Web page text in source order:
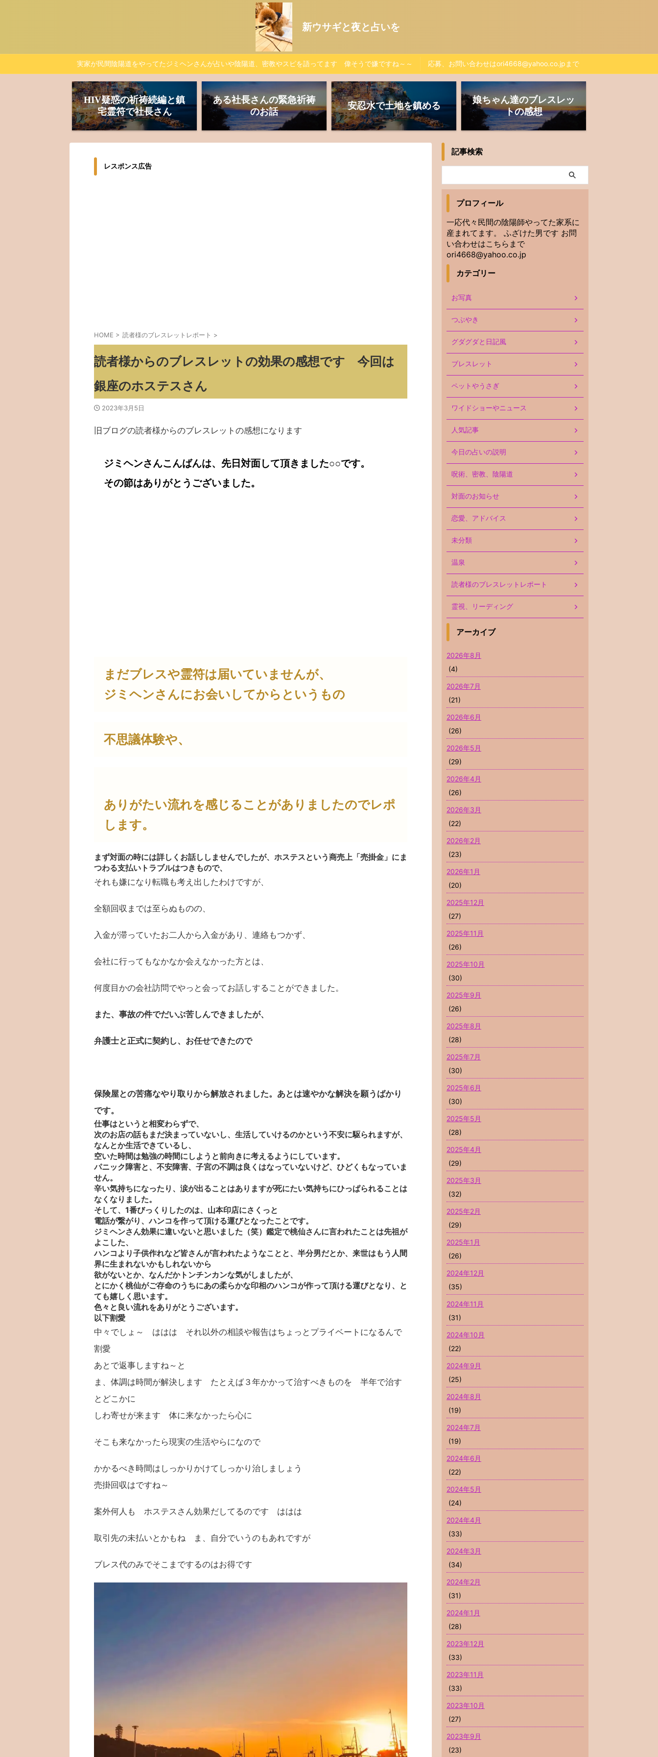
新ウサギと夜と占いを
実家が民間陰陽道をやってたジミヘンさんが占いや陰陽道、密教やスピを語ってます 偉そうで嫌ですね～～ 応募、お問い合わせはori4668@yahoo.co.jpまで
HIV疑惑の祈祷続編と鎮
宅霊符で社長さん
ある社長さんの緊急祈祷
のお話
安忍水で土地を鎮める
娘ちゃん達のブレスレッ
トの感想
レスポンス広告
HOME > 読者様のブレスレットレポート >
読者様からのブレスレットの効果の感想です 今回は
銀座のホステスさん
2023年3月5日
旧ブログの読者様からのブレスレットの感想になります
ジミヘンさんこんばんは、先日対面して頂きました○○です。
その節はありがとうございました。
まだブレスや霊符は届いていませんが、
ジミヘンさんにお会いしてからというもの
不思議体験や、
ありがたい流れを感じることがありましたのでレポ
します。
まず対面の時には詳しくお話ししませんでしたが、ホステスという商売上「売掛金」にま
つわる支払いトラブルはつきもので、
それも嫌になり転職も考え出したわけですが、
全額回収までは至らぬものの、
入金が滞っていたお二人から入金があり、連絡もつかず、
会社に行ってもなかなか会えなかった方とは、
何度目かの会社訪問でやっと会ってお話しすることができました。
また、事故の件でだいぶ苦しんできましたが、
弁護士と正式に契約し、お任せできたので
保険屋との苦痛なやり取りから解放されました。あとは速やかな解決を願うばかり
です。
仕事はというと相変わらずで、
次のお店の話もまだ決まっていないし、生活していけるのかという不安に駆られますが、
なんとか生活できているし、
空いた時間は勉強の時間にしようと前向きに考えるようにしています。
パニック障害と、不安障害、子宮の不調は良くはなっていないけど、ひどくもなっていま
せん。
辛い気持ちになったり、涙が出ることはありますが死にたい気持ちにひっぱられることは
なくなりました。
そして、1番びっくりしたのは、山本印店にさくっと
電話が繋がり、ハンコを作って頂ける運びとなったことです。
ジミヘンさん効果に違いないと思いました（笑）鑑定で桃仙さんに言われたことは先祖が
よこした、
ハンコより子供作れなど皆さんが言われたようなことと、半分男だとか、来世はもう人間
界に生まれないかもしれないから
欲がないとか、なんだかトンチンカンな気がしましたが、
とにかく桃仙がご存命のうちにあの柔らかな印相のハンコが作って頂ける運びとなり、と
ても嬉しく思います。
色々と良い流れをありがとうございます。
以下割愛
中々でしょ～ ははは それ以外の相談や報告はちょっとプライベートになるんで
割愛
あとで返事しますね～と
ま、体調は時間が解決します たとえば３年かかって治すべきものを 半年で治す
とどこかに
しわ寄せが来ます 体に来なかったら心に
そこも来なかったら現実の生活やらになので
かかるべき時間はしっかりかけてしっかり治しましょう
売掛回収はですね～
案外何人も ホステスさん効果だしてるのです ははは
取引先の未払いとかもね ま、自分でいうのもあれですが
ブレス代のみでそこまでするのはお得です
記事検索
プロフィール
一応代々民間の陰陽師やってた家系に
産まれてます。 ふざけた男です お問
い合わせはこちらまで
ori4668@yahoo.co.jp
カテゴリー
お写真
つぶやき
グダグダと日記風
ブレスレット
ペットやうさぎ
ワイドショーやニュース
人気記事
今日の占いの説明
呪術、密教、陰陽道
対面のお知らせ
恋愛、アドバイス
未分類
温泉
読者様のブレスレットレポート
霊視、リーディング
アーカイブ
2026年8月
(4)
2026年7月
(21)
2026年6月
(26)
2026年5月
(29)
2026年4月
(26)
2026年3月
(22)
2026年2月
(23)
2026年1月
(20)
2025年12月
(27)
2025年11月
(26)
2025年10月
(30)
2025年9月
(26)
2025年8月
(28)
2025年7月
(30)
2025年6月
(30)
2025年5月
(28)
2025年4月
(29)
2025年3月
(32)
2025年2月
(29)
2025年1月
(26)
2024年12月
(35)
2024年11月
(31)
2024年10月
(22)
2024年9月
(25)
2024年8月
(19)
2024年7月
(19)
2024年6月
(22)
2024年5月
(24)
2024年4月
(33)
2024年3月
(34)
2024年2月
(31)
2024年1月
(28)
2023年12月
(33)
2023年11月
(33)
2023年10月
(27)
2023年9月
(23)